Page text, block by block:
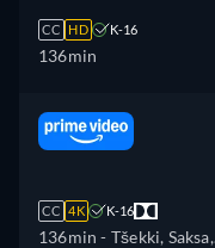
CC HD K-16
136min
CC 4K K-16
136min - Tšekki, Saksa,